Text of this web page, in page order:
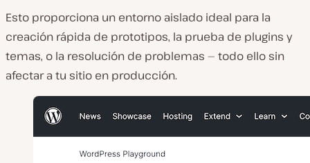
Esto proporciona un entorno aislado ideal para la
creación rápida de prototipos, la prueba de plugins y
temas, o la resolución de problemas — todo ello sin
afectar a tu sitio en producción.